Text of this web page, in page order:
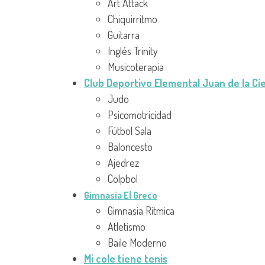
Art Attack
Chiquirritmo
Guitarra
Inglés Trinity
Musicoterapia
Club Deportivo Elemental Juan de la
Judo
Psicomotricidad
Fútbol Sala
Baloncesto
Ajedrez
Colpbol
Gimnasia El Greco
Gimnasia Rítmica
Atletismo
Baile Moderno
Mi cole tiene tenis